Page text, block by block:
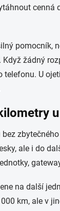
pomocník,
žádný
telefonu. U
ale i do
na další
km, ale v